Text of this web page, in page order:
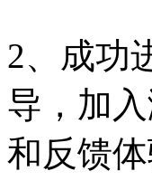
2、成功
导，加
和反馈